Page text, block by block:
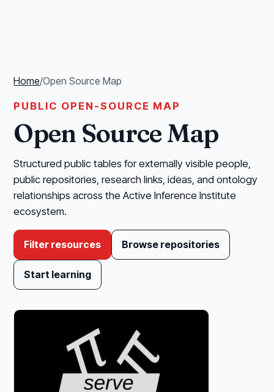
Home/Open Source Map
PUBLIC OPEN-SOURCE MAP
Open Source Map
Structured public tables for externally visible people,
public repositories, research links, ideas, and ontology
relationships across the Active Inference Institute
ecosystem.
Filter resources Browse repositories
Start learning